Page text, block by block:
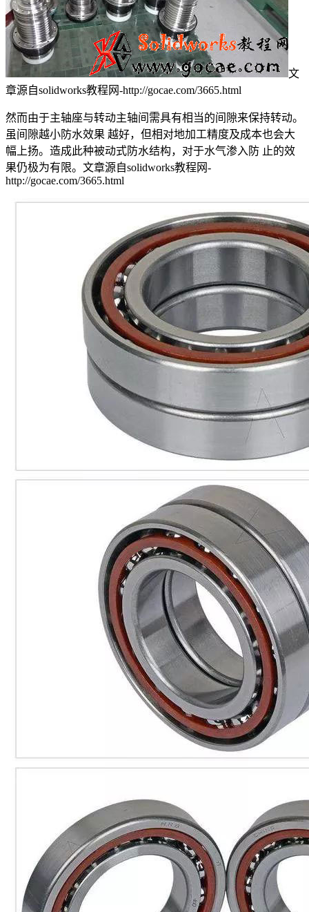
文
章源自solidworks教程网-http://gocae.com/3665.html
然而由于主轴座与转动主轴间需具有相当的间隙来保持转动。
虽间隙越小防水效果 越好，但相对地加工精度及成本也会大
幅上扬。造成此种被动式防水结构，对于水气渗入防 止的效
果仍极为有限。 文章源自solidworks教程网-
http://gocae.com/3665.html